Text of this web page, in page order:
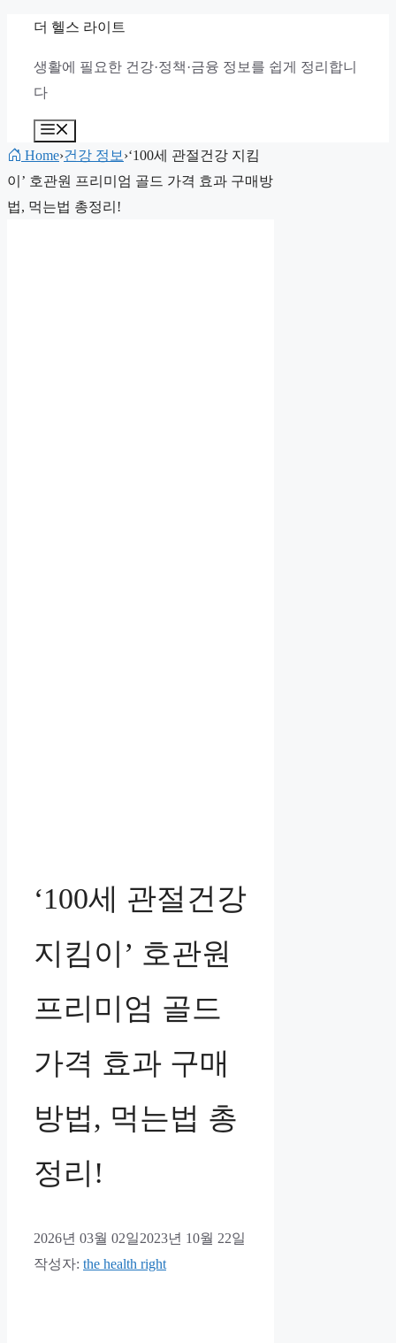
너
뛰
기
더 헬스 라이트
생활에 필요한 건강·정책·금융 정보를 쉽게 정리합니
다
뉴
Home›건강 정보 ›‘100세 관절건강 지킴
이’ 호관원 프리미엄 골드 가격 효과 구매방
법, 먹는법 총정리!
‘100세 관절건강
지킴이’ 호관원
프리미엄 골드
가격 효과 구매
방법, 먹는법 총
정리!
2026년 03월 02일2023년 10월 22일
작성자: the health right